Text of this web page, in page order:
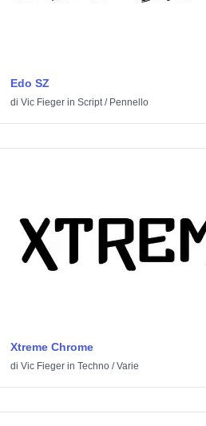
Edo SZ
di Vic Fiegerin Script/ Pennello
Xtreme Chrome
di Vic Fiegerin Techno/Varie